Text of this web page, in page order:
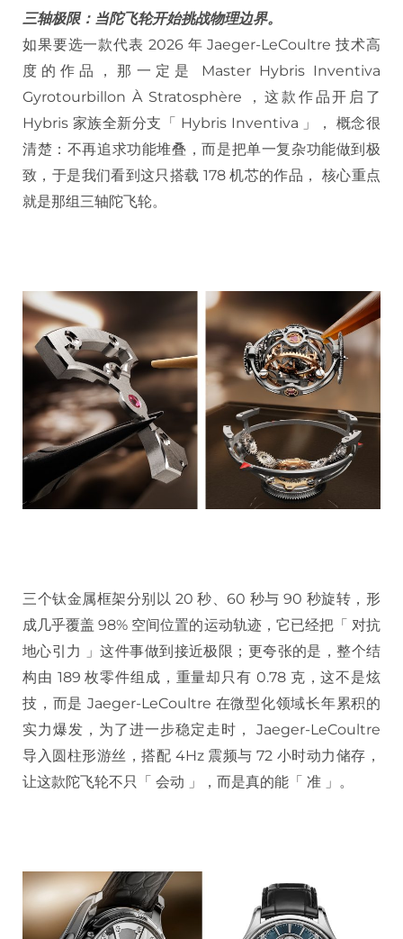
三轴极限：当陀飞轮开始挑战物理边界。
如果要选一款代表 2026 年 Jaeger-LeCoultre 技术高
度的作品，那一定是 Master Hybris Inventiva
Gyrotourbillon À Stratosphère ，这款作品开启了
Hybris 家族全新分支「 Hybris Inventiva 」， 概念很
清楚：不再追求功能堆叠，而是把单一复杂功能做到极
致，于是我们看到这只搭载 178 机芯的作品， 核心重点
就是那组三轴陀飞轮。
三个钛金属框架分别以 20 秒、60 秒与 90 秒旋转，形
成几乎覆盖 98% 空间位置的运动轨迹，它已经把「 对抗
地心引力 」这件事做到接近极限；更夸张的是，整个结
构由 189 枚零件组成，重量却只有 0.78 克，这不是炫
技，而是 Jaeger-LeCoultre 在微型化领域长年累积的
实力爆发，为了进一步稳定走时， Jaeger-LeCoultre
导入圆柱形游丝，搭配 4Hz 震频与 72 小时动力储存，
让这款陀飞轮不只「 会动 」，而是真的能「 准 」。